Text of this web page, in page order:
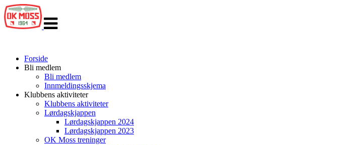
navigasjon
Forside
Bli medlem
Bli medlem
Innmeldingsskjema
Klubbens aktiviteter
Klubbens aktiviteter
Lørdagskjappen
Lørdagskjappen 2024
Lørdagskjappen 2023
OK Moss treninger